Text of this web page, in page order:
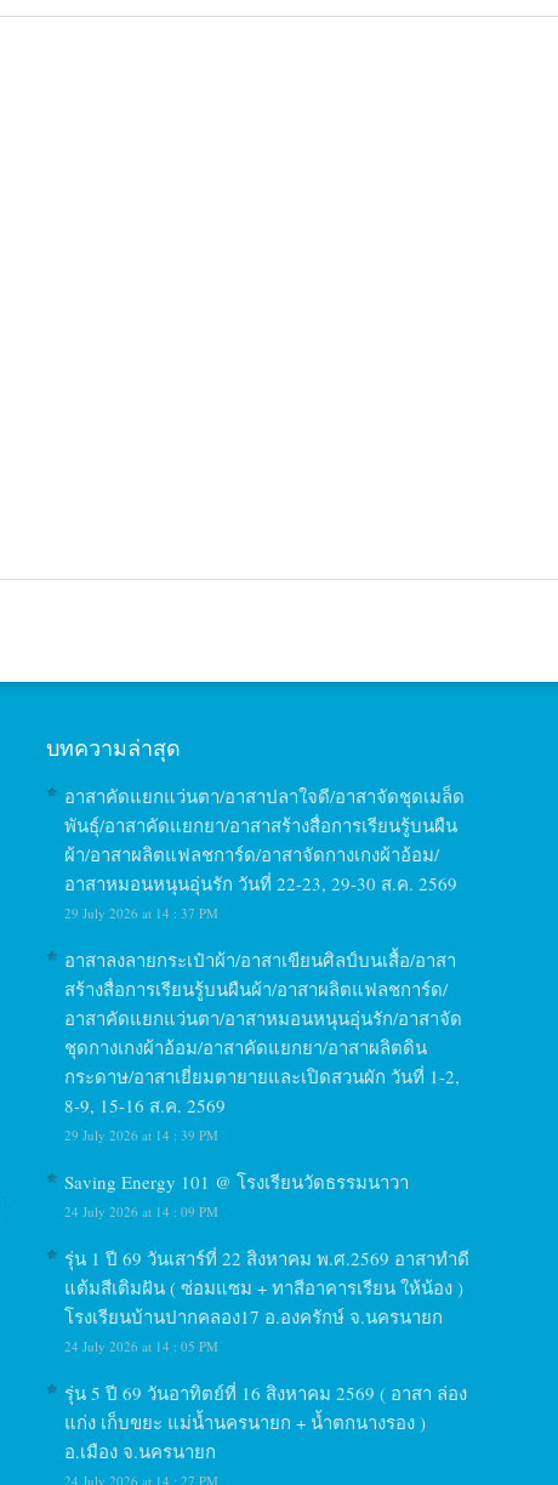
บทความล่าสุด
อาสาคัดแยกแว่นตา/อาสาปลาใจดี/อาสาจัดชุดเมล็ด
พันธุ์/อาสาคัดแยกยา/อาสาสร้างสื่อการเรียนรู้บนผืน
ผ้า/อาสาผลิตแฟลชการ์ด/อาสาจัดกางเกงผ้าอ้อม/
อาสาหมอนหนุนอุ่นรัก วันที่ 22-23, 29-30 ส.ค. 2569
29 July 2026 at 14 : 37 PM
อาสาลงลายกระเป๋าผ้า/อาสาเขียนศิลป์บนเสื้อ/อาสา
สร้างสื่อการเรียนรู้บนผืนผ้า/อาสาผลิตแฟลชการ์ด/
อาสาคัดแยกแว่นตา/อาสาหมอนหนุนอุ่นรัก/อาสาจัด
ชุดกางเกงผ้าอ้อม/อาสาคัดแยกยา/อาสาผลิตดิน
กระดาษ/อาสาเยี่ยมตายายและเปิดสวนผัก วันที่ 1-2,
8-9, 15-16 ส.ค. 2569
29 July 2026 at 14 : 39 PM
Saving Energy 101 @ โรงเรียนวัดธรรมนาวา
24 July 2026 at 14 : 09 PM
รุ่น 1 ปี 69 วันเสาร์ที่ 22 สิงหาคม พ.ศ.2569 อาสาทำดี
แต้มสีเติมฝัน ( ซ่อมแซม + ทาสีอาคารเรียน ให้น้อง )
โรงเรียนบ้านปากคลอง17 อ.องครักษ์ จ.นครนายก
24 July 2026 at 14 : 05 PM
รุ่น 5 ปี 69 วันอาทิตย์ที่ 16 สิงหาคม 2569 ( อาสา ล่อง
แก่ง เก็บขยะ แม่น้ำนครนายก + น้ำตกนางรอง )
อ.เมือง จ.นครนายก
24 July 2026 at 14 : 27 PM